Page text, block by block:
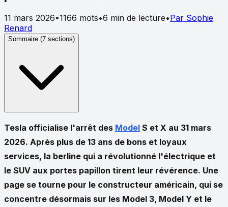
11 mars 2026•1166 mots•6 min de lecture•Par Sophie
Renard
Sommaire (7 sections)
Tesla officialise l'arrêt des Model S et X au 31 mars
2026. Après plus de 13 ans de bons et loyaux
services, la berline qui a révolutionné l'électrique et
le SUV aux portes papillon tirent leur révérence. Une
page se tourne pour le constructeur américain, qui se
concentre désormais sur les Model 3, Model Y et le